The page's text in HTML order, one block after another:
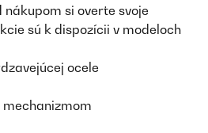
si overte svoje
sú k dispozícii v modeloch
ocele
mechanizmom